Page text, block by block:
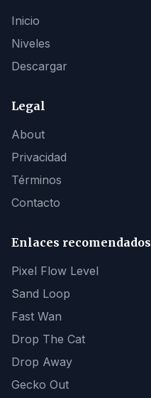
Inicio
Niveles
Descargar
Legal
About
Privacidad
Términos
Contacto
Enlaces recomendados
Pixel Flow Level
Sand Loop
Fast Wan
Drop The Cat
Drop Away
Gecko Out